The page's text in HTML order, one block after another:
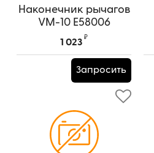
Наконечник рычагов
VM-10 E58006
E58006
1 023
₽
Запросить